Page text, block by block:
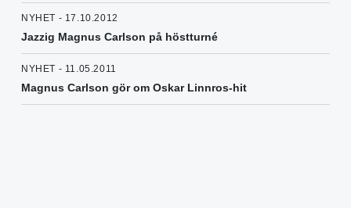
NYHET - 17.10.2012
Jazzig Magnus Carlson på höstturné
NYHET - 11.05.2011
Magnus Carlson gör om Oskar Linnros-hit